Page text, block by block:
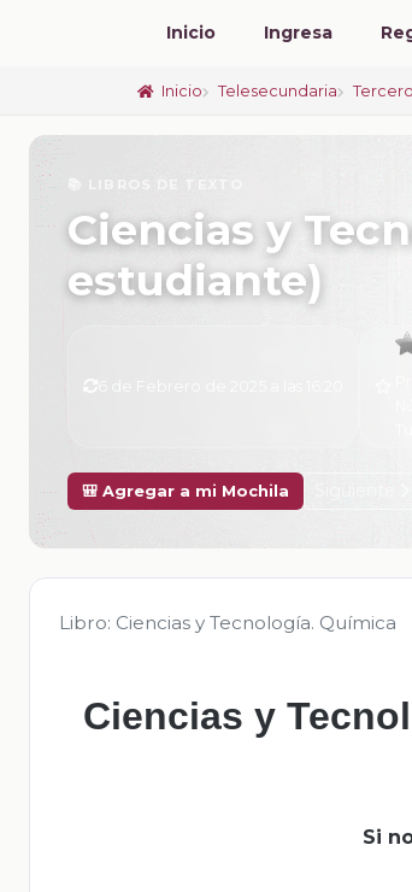
Inicio Ingresa
Inicio Telesecundaria Tercero
📚 LIBROS DE TEXTO
Ciencias y
estudiante)
🎒 Agregar a mi Mochila
Libro: Ciencias y Tecnología. Química
Ciencias y
Si